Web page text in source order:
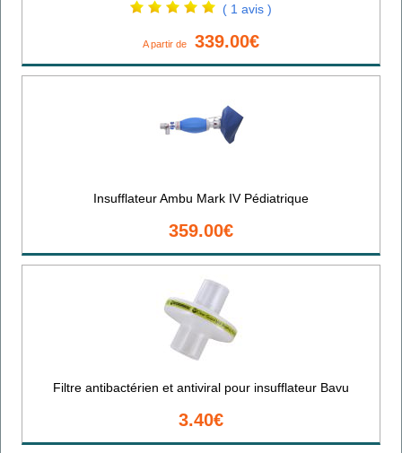
( 1 avis )
A partir de 339.00€
Insufflateur Ambu Mark IV Pédiatrique
359.00€
Filtre antibactérien et antiviral pour insufflateur Bavu
3.40€